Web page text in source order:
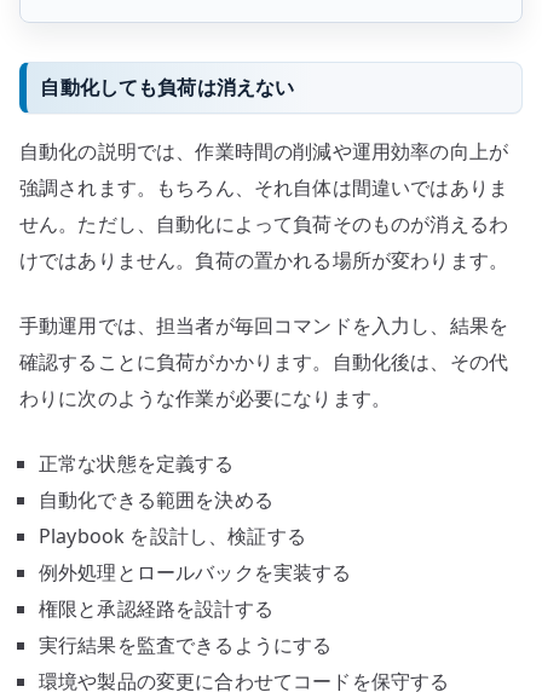
自動化しても負荷は消えない
自動化の説明では、作業時間の削減や運用効率の向上が
強調されます。もちろん、それ自体は間違いではありま
せん。ただし、自動化によって負荷そのものが消えるわ
けではありません。負荷の置かれる場所が変わります。
手動運用では、担当者が毎回コマンドを入力し、結果を
確認することに負荷がかかります。自動化後は、その代
わりに次のような作業が必要になります。
正常な状態を定義する
自動化できる範囲を決める
Playbook を設計し、検証する
例外処理とロールバックを実装する
権限と承認経路を設計する
実行結果を監査できるようにする
環境や製品の変更に合わせてコードを保守する